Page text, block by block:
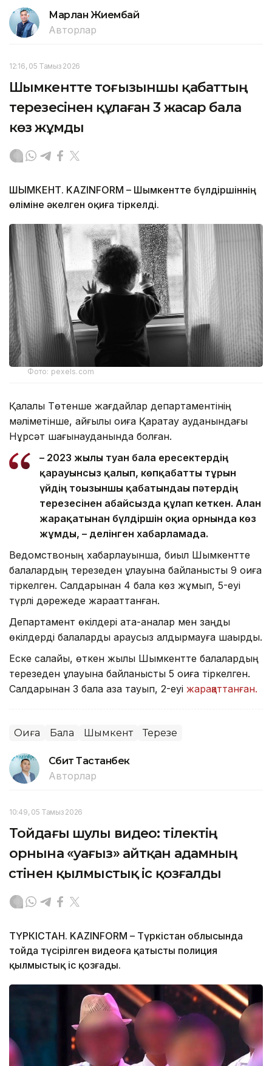
Марлан Жиембай
Авторлар
12:16, 05 Тамыз 2026
Шымкентте тоғызыншы қабаттың
терезесінен құлаған 3 жасар бала
көз жұмды
ШЫМКЕНТ. KAZINFORM – Шымкентте бүлдіршіннің
өліміне әкелген оқиға тіркелді.
Фото: pexels.com
Қалалық Төтенше жағдайлар департаментінің
мәліметінше, қайғылы оқиға Қаратау ауданындағы
Нұрсәт шағынауданында болған.
– 2023 жылы туған бала ересектердің
қарауынсыз қалып, көпқабатты тұрғын
үйдің тоғызыншы қабатындағы пәтердің
терезесінен абайсызда құлап кеткен. Алған
жарақатынан бүлдіршін оқиға орнында көз
жұмды, – делінген хабарламада.
Ведомствоның хабарлауынша, биыл Шымкентте
балалардың терезеден құлауына байланысты 9 оқиға
тіркелген. Салдарынан 4 бала көз жұмып, 5-еуі
түрлі дәрежеде жарақаттанған.
Департамент өкілдері ата-аналар мен заңды
өкілдерді балаларды қараусыз қалдырмауға шақырды.
Еске салайық, өткен жылы Шымкентте балалардың
терезеден құлауына байланысты 5 оқиға тіркелген.
Салдарынан 3 бала қаза тауып, 2-еуі жарақаттанған.
Оқиға Бала Шымкент Терезе
Сәбит Тастанбек
Авторлар
10:49, 05 Тамыз 2026
Тойдағы шулы видео: тілектің
орнына «уағыз» айтқан адамның
үстінен қылмыстық іс қозғалды
ТҮРКІСТАН. KAZINFORM – Түркістан облысында
тойда түсірілген видеоға қатысты полиция
қылмыстық іс қозғады.